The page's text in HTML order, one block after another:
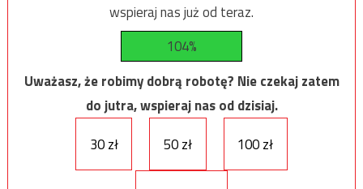
wspieraj nas już od teraz.
104%
Uważasz, że robimy dobrą robotę? Nie czekaj zatem
do jutra, wspieraj nas od dzisiaj.
30 zł
50 zł 100 zł